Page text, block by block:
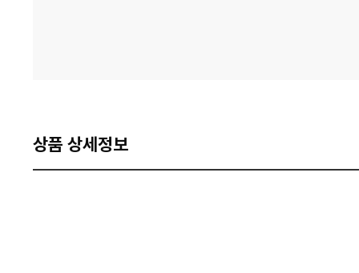
상품 상세정보